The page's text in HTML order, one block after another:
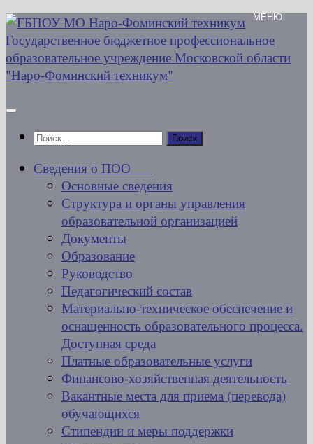
Перейти
к
содержимому
Найти:
Сведения о ПОО
Основные сведения
Структура и органы управления
образовательной организацией
Документы
Образование
Руководство
Педагогический состав
Материально-техническое обеспечение и
оснащенность образовательного процесса.
Доступная среда
Платные образовательные услуги
Финансово-хозяйственная деятельность
Вакантные места для приема (перевода)
обучающихся
Стипендии и меры поддержки